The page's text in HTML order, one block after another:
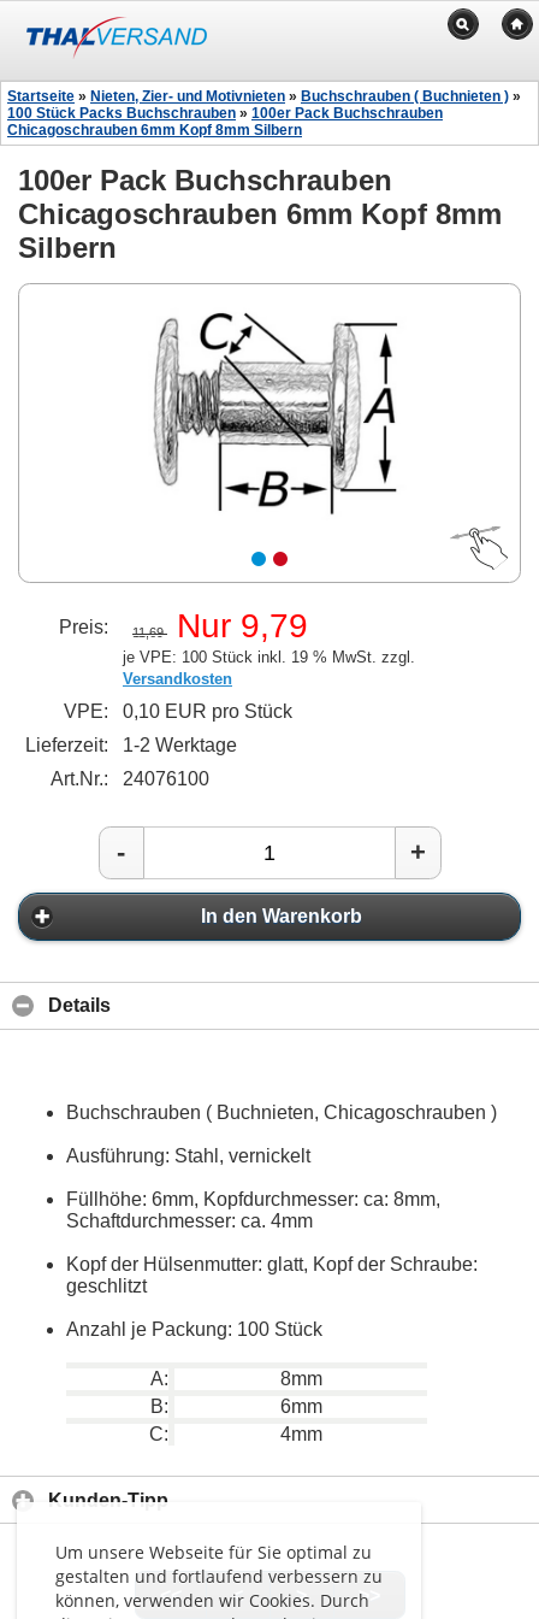
Um unsere Webseite für Sie optimal zu
gestalten und fortlaufend verbessern zu
können, verwenden wir Cookies. Durch
Startseite » Nieten, Zier- und Motivnieten » Buchschrauben ( Buchnieten ) »
100 Stück Packs Buchschrauben » 100er Pack Buchschrauben
Chicagoschrauben 6mm Kopf 8mm Silbern
100er Pack Buchschrauben
Chicagoschrauben 6mm Kopf 8mm
Silbern
Preis: 11,69 Nur 9,79
je VPE: 100 Stück inkl. 19 % MwSt. zzgl.
Versandkosten
VPE:
0,10 EUR pro Stück
Lieferzeit:
1-2 Werktage
Art.Nr.:
24076100
- +
In den Warenkorb
Details
Buchschrauben ( Buchnieten, Chicagoschrauben )
Ausführung: Stahl, vernickelt
Füllhöhe: 6mm, Kopfdurchmesser: ca: 8mm,
Schaftdurchmesser: ca. 4mm
Kopf der Hülsenmutter: glatt, Kopf der Schraube:
geschlitzt
Anzahl je Packung: 100 Stück
A:
8mm
B:
6mm
C:
4mm
Kunden-Tipp
<< < > >>